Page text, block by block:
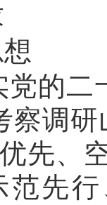
党的二
察调
先、
范先